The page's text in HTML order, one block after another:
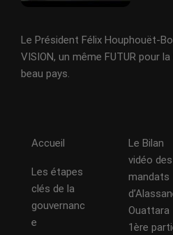
Le Président Félix Houphouët-
VISION, un même FUTUR pour
beau pays.
Accueil
Les étapes
clés de la
gouvernanc
e
Le Bilan
vidéo des
mandats
Ouattara
1ère